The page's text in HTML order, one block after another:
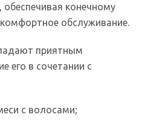
конечному
обслуживание.
приятным
его в сочетании с
с волосами;